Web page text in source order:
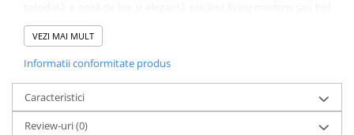
rezidențial generos. Această piesă de design are o lățime de 80
cm, iar înălțimea sa de suspendare este complet reglabilă pe o
realizează la rețea, acționarea se face prin întrerupător standard
de perete, nu este dimabilă și deține gradul de protecție IP20
pentru spații interioare ferite de umiditate.
VEZI MAI MULT
Informatii conformitate produs
Caracteristici
Review-uri(0)